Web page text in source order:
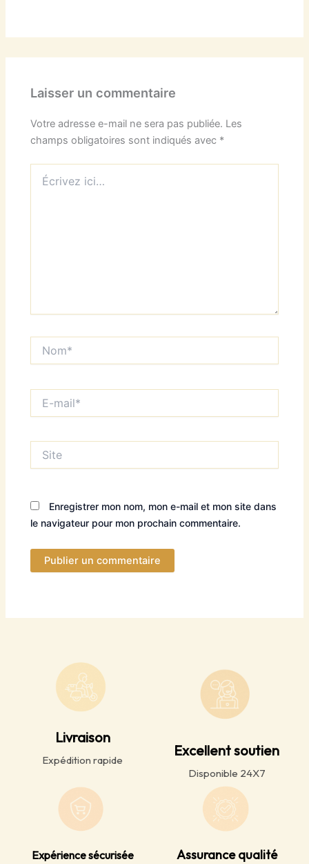
Laisser un commentaire
Votre adresse e-mail ne sera pas publiée. Les
champs obligatoires sont indiqués avec *
ici…
mail*
Enregistrer mon nom, mon e-mail et mon site dans
le navigateur pour mon prochain commentaire.
Livraison
Expédition rapide
Excellent soutien
Disponible 24X7
Expérience sécurisée Assurance qualité